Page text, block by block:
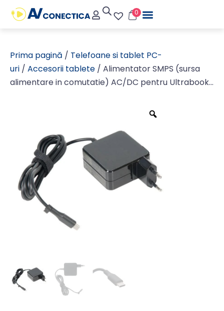
0
Prima pagină / Telefoane si tablet PC-
uri / Accesorii tablete / Alimentator SMPS (sursa
alimentare in comutatie) AC/DC pentru Ultrabook,